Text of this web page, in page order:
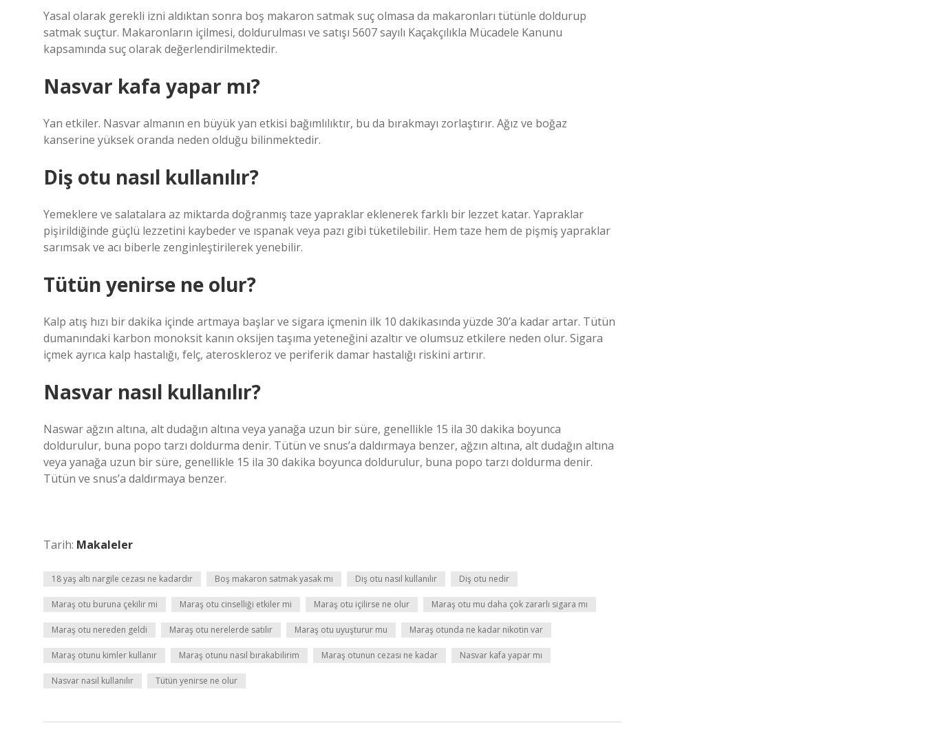
Yasal olarak gerekli izni aldıktan sonra boş makaron satmak suç olmasa da makaronları tütünle doldurup
satmak suçtur. Makaronların içilmesi, doldurulması ve satışı 5607 sayılı Kaçakçılıkla Mücadele Kanunu
kapsamında suç olarak değerlendirilmektedir.
Nasvar kafa yapar mı?
Yan etkiler. Nasvar almanın en büyük yan etkisi bağımlılıktır, bu da bırakmayı zorlaştırır. Ağız ve boğaz
kanserine yüksek oranda neden olduğu bilinmektedir.
Diş otu nasıl kullanılır?
Yemeklere ve salatalara az miktarda doğranmış taze yapraklar eklenerek farklı bir lezzet katar. Yapraklar
pişirildiğinde güçlü lezzetini kaybeder ve ıspanak veya pazı gibi tüketilebilir. Hem taze hem de pişmiş yapraklar
sarımsak ve acı biberle zenginleştirilerek yenebilir.
Tütün yenirse ne olur?
Kalp atış hızı bir dakika içinde artmaya başlar ve sigara içmenin ilk 10 dakikasında yüzde 30’a kadar artar. Tütün
dumanındaki karbon monoksit kanın oksijen taşıma yeteneğini azaltır ve olumsuz etkilere neden olur. Sigara
içmek ayrıca kalp hastalığı, felç, ateroskleroz ve periferik damar hastalığı riskini artırır.
Nasvar nasıl kullanılır?
Naswar ağzın altına, alt dudağın altına veya yanağa uzun bir süre, genellikle 15 ila 30 dakika boyunca
doldurulur, buna popo tarzı doldurma denir. Tütün ve snus’a daldırmaya benzer, ağzın altına, alt dudağın altına
veya yanağa uzun bir süre, genellikle 15 ila 30 dakika boyunca doldurulur, buna popo tarzı doldurma denir.
Tütün ve snus’a daldırmaya benzer.
Tarih: Makaleler
18 yaş altı nargile cezası ne kadardır Boş makaron satmak yasak mı Diş otu nasıl kullanılır Diş otu nedir
Maraş otu buruna çekilir mi Maraş otu cinselliği etkiler mi Maraş otu içilirse ne olur Maraş otu mu daha çok zararlı sigara mı
Maraş otu nereden geldi Maraş otu nerelerde satılır Maraş otu uyuşturur mu Maraş otunda ne kadar nikotin var
Maraş otunu kimler kullanır Maraş otunu nasıl bırakabilirim Maraş otunun cezası ne kadar Nasvar kafa yapar mı
Nasvar nasıl kullanılır Tütün yenirse ne olur